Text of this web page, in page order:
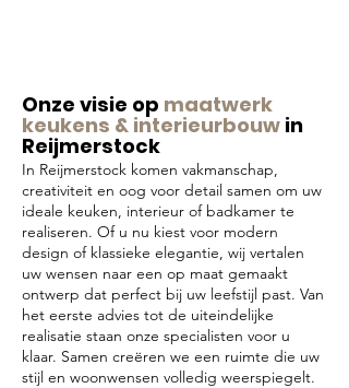
Onze visie op maatwerk
keukens & interieurbouw in
Reijmerstock
In Reijmerstock komen vakmanschap,
creativiteit en oog voor detail samen om uw
ideale keuken, interieur of badkamer te
realiseren. Of u nu kiest voor modern
design of klassieke elegantie, wij vertalen
uw wensen naar een op maat gemaakt
ontwerp dat perfect bij uw leefstijl past. Van
het eerste advies tot de uiteindelijke
realisatie staan onze specialisten voor u
klaar. Samen creëren we een ruimte die uw
stijl en woonwensen volledig weerspiegelt.